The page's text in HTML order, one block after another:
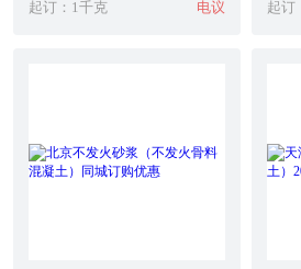
起订：1千克 电议 起订